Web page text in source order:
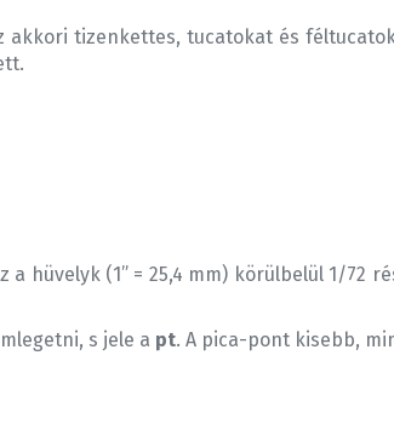
akkori tizenkettes, tucatokat és
hüvelyk (1” = 25,4 mm) körülbelül 1/72
s jele a pt. A pica-pont kisebb,